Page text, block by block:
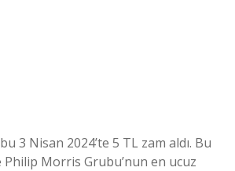
3 Nisan 2024’te 5 TL zam aldı. Bu
Morris Grubu’nun en ucuz